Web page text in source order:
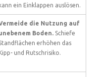
kann ein Einklappen auslösen.
die Nutzung auf
Boden. Schiefe
erhöhen das
und Rutschrisiko.